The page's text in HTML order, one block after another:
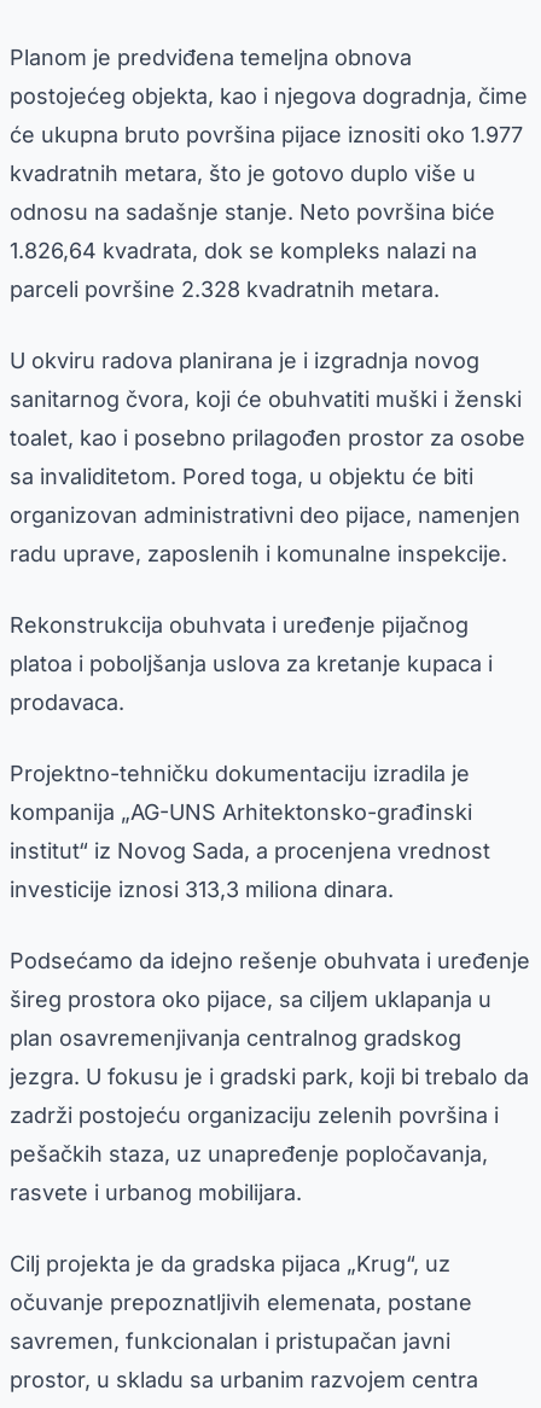
Planom je predviđena temeljna obnova
postojećeg objekta, kao i njegova dogradnja, čime
će ukupna bruto površina pijace iznositi oko 1.977
kvadratnih metara, što je gotovo duplo više u
odnosu na sadašnje stanje. Neto površina biće
1.826,64 kvadrata, dok se kompleks nalazi na
parceli površine 2.328 kvadratnih metara.
U okviru radova planirana je i izgradnja novog
sanitarnog čvora, koji će obuhvatiti muški i ženski
toalet, kao i posebno prilagođen prostor za osobe
sa invaliditetom. Pored toga, u objektu će biti
organizovan administrativni deo pijace, namenjen
radu uprave, zaposlenih i komunalne inspekcije.
Rekonstrukcija obuhvata i uređenje pijačnog
platoa i poboljšanja uslova za kretanje kupaca i
prodavaca.
Projektno-tehničku dokumentaciju izradila je
kompanija „AG-UNS Arhitektonsko-građinski
institut“ iz Novog Sada, a procenjena vrednost
investicije iznosi 313,3 miliona dinara.
Podsećamo da idejno rešenje obuhvata i uređenje
šireg prostora oko pijace, sa ciljem uklapanja u
plan osavremenjivanja centralnog gradskog
jezgra. U fokusu je i gradski park, koji bi trebalo da
zadrži postojeću organizaciju zelenih površina i
pešačkih staza, uz unapređenje popločavanja,
rasvete i urbanog mobilijara.
Cilj projekta je da gradska pijaca „Krug“, uz
očuvanje prepoznatljivih elemenata, postane
savremen, funkcionalan i pristupačan javni
prostor, u skladu sa urbanim razvojem centra